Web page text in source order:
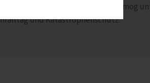
unterstützt der Unimog
und Katastrophenschutz.